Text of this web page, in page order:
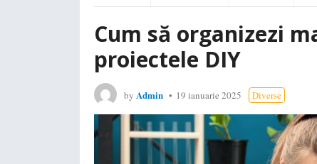
Cum să organizezi
proiectele DIY
by Admin 19 ianuarie 2025 Diverse